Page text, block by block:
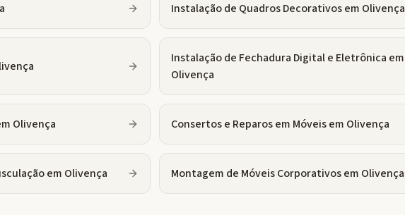
Instalação de Quadros Decorativosem Olivença
Instalação de Fechadura Digital e Eletrônica em
Olivença
Olivença Consertos e Reparos em Móveisem Olivença
em Olivença Montagem de Móveis Corporativosem Olivença